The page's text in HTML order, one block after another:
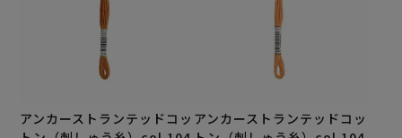
アンカーストランテッドコッ アンカーストランテッドコッ